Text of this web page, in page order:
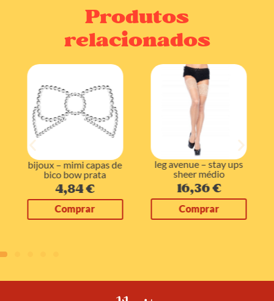
Produtos
relacionados
bijoux – mimi capas de
bico bow prata
4,84€
Comprar
leg avenue – stay ups
sheer médio
16,36€
Comprar